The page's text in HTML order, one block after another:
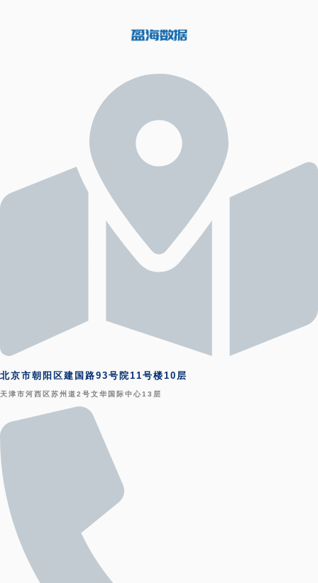
北京市朝阳区建国路93号院11号楼10层
天津市河西区苏州道2号文华国际中心13层